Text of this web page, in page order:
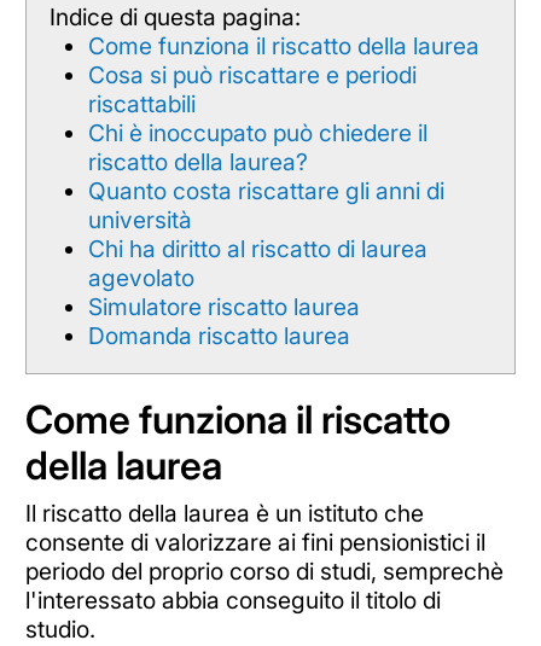
Indice di questa pagina:
Come funziona il riscatto della laurea
Cosa si può riscattare e periodi
riscattabili
Chi è inoccupato può chiedere il
riscatto della laurea?
Quanto costa riscattare gli anni di
università
Chi ha diritto al riscatto di laurea
agevolato
Simulatore riscatto laurea
Domanda riscatto laurea
Come funziona il riscatto
della laurea
Il riscatto della laurea è un istituto che
consente di valorizzare ai fini pensionistici il
periodo del proprio corso di studi, semprechè
l'interessato abbia conseguito il titolo di
studio.